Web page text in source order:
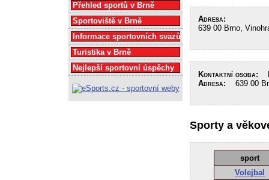
Adresa:
639 00 Brno,
Kontaktní osoba:
Adresa: 639 00
Sporty a
sport
Volejbal
Přehled sportů v Brně
Sportoviště v Brně
Informace sportovních svazů
Turistika v Brně
Nejlepší sportovní úspěchy